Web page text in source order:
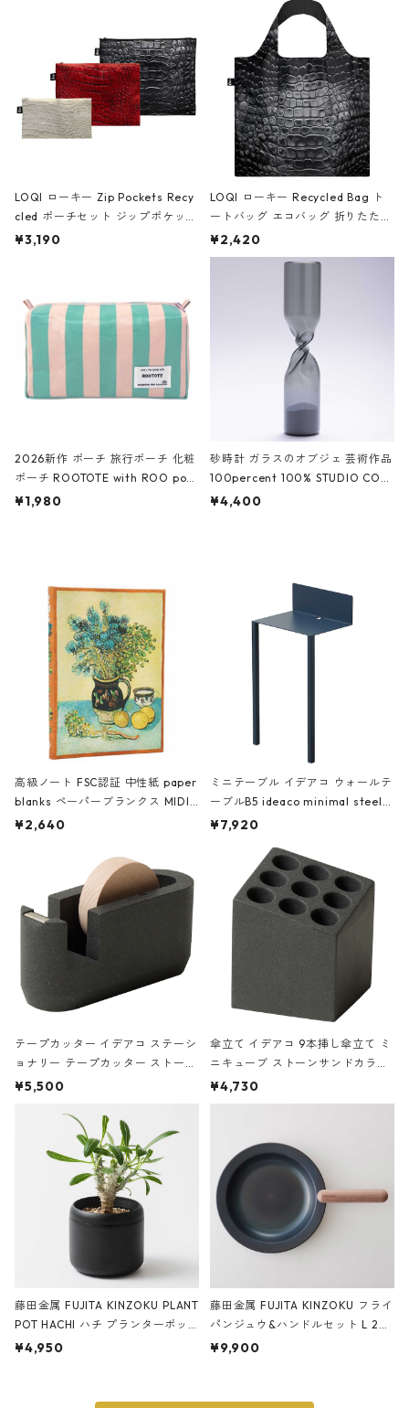
Black ジャン=ミッシェル・バスキ
ア/クラウン ブラック
LOQI ローキー Zip Pockets Recy
cled ポーチセット ジップポケット
ファスナーポーチ 撥水加工 トラベ
ーガンディー、オフホワイト
¥3,190
LOQI ローキー Recycled Bag ト
ートバッグ エコバッグ 折りたたみ
大きめ 撥水加工 収納ポーチ CRO
CODILE/Black クロコダイル/ブラ
¥2,420
2026新作 ポーチ 旅行ポーチ 化粧
ポーチ ROOTOTE with ROO pou
ch 3532 ルートート WR.ポーチ.ラ
¥1,980
砂時計 ガラスのオブジェ 芸術作品
100percent 100% STUDIO COH
AKU Timeless 100パーセント ス
¥4,400
高級ノート FSC認証 中性紙 paper
blanks ペーパーブランクス MIDI
ハードカバー 罫線 ヴァン・ゴッホ
¥2,640
ミニテーブル イデアコ ウォールテ
ーブルB5 ideaco minimal steel f
urniture WALL Table B5 ネイビー
¥7,920
テープカッター イデアコ ステーシ
ョナリー テープカッター ストーン
サンドカラー 石調 ideaco Station
¥5,500
傘立て イデアコ 9本挿し傘立て ミ
ニキューブ ストーンサンドカラー
石調 ideaco Umbrella Stand CUB
E ストーンサンドブラック
¥4,730
藤田金属 FUJITA KINZOKU PLANT
POT HACHI ハチ プランターポッ
ト 3号 ブラック
¥4,950
藤田金属 FUJITA KINZOKU フライ
パンジュウ&ハンドルセット L 24c
m ガス火・IH対応 鉄フライパン
¥9,900